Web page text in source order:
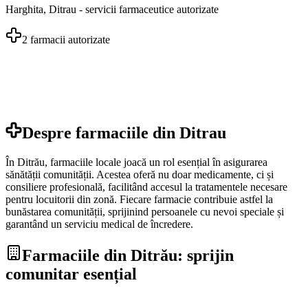
Harghita, Ditrau - servicii farmaceutice autorizate
2 farmacii autorizate
Despre farmaciile din Ditrau
În Ditrău, farmaciile locale joacă un rol esențial în asigurarea
sănătății comunității. Acestea oferă nu doar medicamente, ci și
consiliere profesională, facilitând accesul la tratamentele necesare
pentru locuitorii din zonă. Fiecare farmacie contribuie astfel la
bunăstarea comunității, sprijinind persoanele cu nevoi speciale și
garantând un serviciu medical de încredere.
Farmaciile din Ditrău: sprijin
comunitar esențial